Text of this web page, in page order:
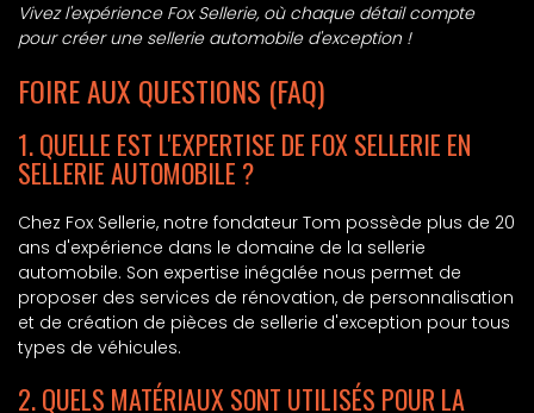
Vivez l'expérience Fox Sellerie, où chaque détail compte
pour créer une sellerie automobile d'exception !
FOIRE AUX QUESTIONS (FAQ)
1. QUELLE EST L'EXPERTISE DE FOX SELLERIE EN
SELLERIE AUTOMOBILE ?
Chez Fox Sellerie, notre fondateur Tom possède plus de 20
ans d'expérience dans le domaine de la sellerie
automobile. Son expertise inégalée nous permet de
proposer des services de rénovation, de personnalisation
et de création de pièces de sellerie d'exception pour tous
types de véhicules.
2. QUELS MATÉRIAUX SONT UTILISÉS POUR LA